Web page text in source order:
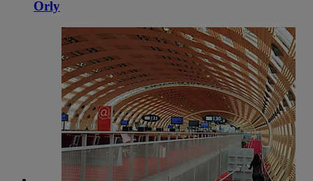
Orly